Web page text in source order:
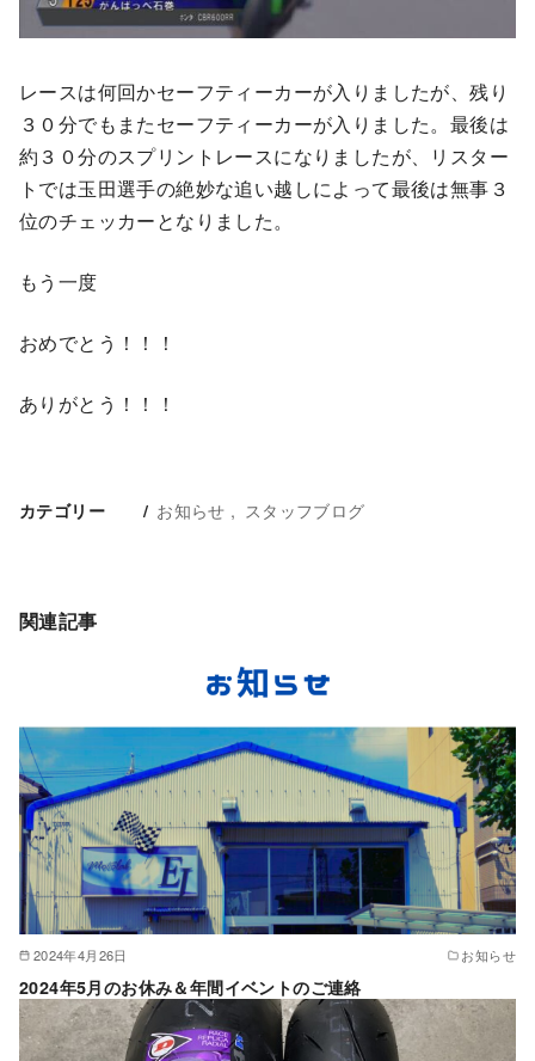
レースは何回かセーフティーカーが入りましたが、残り
３０分でもまたセーフティーカーが入りました。最後は
約３０分のスプリントレースになりましたが、リスター
トでは玉田選手の絶妙な追い越しによって最後は無事３
位のチェッカーとなりました。
もう一度
おめでとう！！！
ありがとう！！！
カテゴリー お知らせ スタッフブログ
関連記事
2024年4月26日 お知らせ
2024年5月のお休み＆年間イベントのご連絡